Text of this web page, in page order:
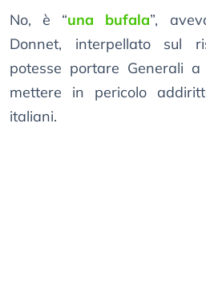
No, è “una bufala”,
Donnet, interpellato sul
potesse portare Generali
mettere in pericolo
italiani.